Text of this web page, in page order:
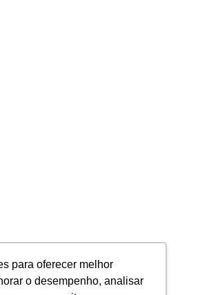
para oferecer melhor
o desempenho, analisar